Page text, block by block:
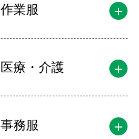
作業服
医療・介護
事務服